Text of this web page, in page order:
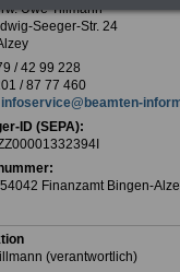
Uwe Tillmann
Seeger-Str. 24
/ 42 99 228
/ 87 77 460
infoservice@beamten-
ID (SEPA):
Finanzamt Bingen-
(verantwortlich)